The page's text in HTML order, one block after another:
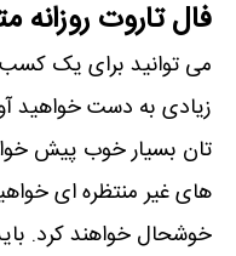
فال تاروت روزانه
می توانید برای یک کسب
زیادی به دست خواهید
تان بسیار خوب پیش
های غیر منتظره ای
خوشحال خواهند کرد.